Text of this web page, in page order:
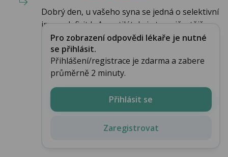
Dobrý den, u vašeho syna se jedná o selektivní
imunodeficit IgA protilátek, je to nejčastějš...
Pro zobrazení odpovědi lékaře je nutné
se přihlásit.
Přihlášení/registrace je zdarma a zabere
průměrně 2 minuty.
Přihlásit se
Zaregistrovat